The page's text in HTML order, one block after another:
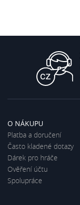
O NÁKUPU
Platba a doručení
Často kladené dotazy
Dárek pro hráče
Ověření účtu
Spolupráce